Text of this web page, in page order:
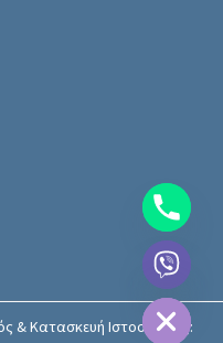
& Κατασκευή Ιστοσελίδας:
Hide
chaty